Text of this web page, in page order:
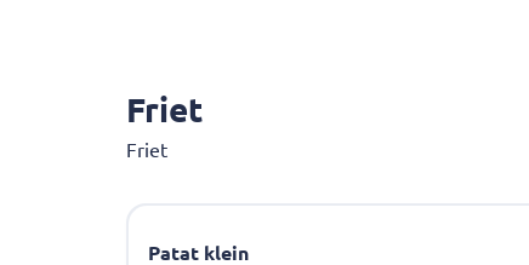
Friet
Friet
Patat klein